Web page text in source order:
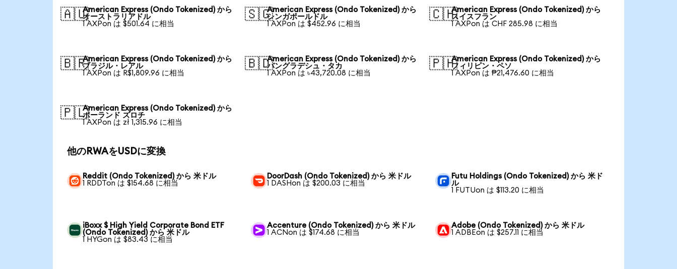
🇦🇺American Express (Ondo Tokenized) から
オーストラリアドル
1 AXPon は $501.64 に相当
🇸🇬American Express (Ondo Tokenized) から
シンガポールドル
1 AXPon は $452.96 に相当
🇨🇭American Express (Ondo Tokenized) から
スイスフラン
1 AXPon は CHF 285.98 に相当
🇧🇷American Express (Ondo Tokenized) から
ブラジル・レアル
1 AXPon は R$1,809.96 に相当
🇧🇩American Express (Ondo Tokenized) から
バングラデシュ・タカ
1 AXPon は ৳43,720.08 に相当
🇵🇭American Express (Ondo Tokenized) から
フィリピン・ペソ
1 AXPon は ₱21,476.60 に相当
🇵🇱American Express (Ondo Tokenized) から
ポーランド ズロチ
1 AXPon は zł 1,315.96 に相当
他のRWAをUSDに変換
Reddit (Ondo Tokenized) から 米ドル
1 RDDTon は $154.68 に相当
DoorDash (Ondo Tokenized) から 米ドル
1 DASHon は $200.03 に相当
Futu Holdings (Ondo Tokenized) から 米ド
ル
1 FUTUon は $113.20 に相当
iBoxx $ High Yield Corporate Bond ETF
(Ondo Tokenized) から 米ドル
1 HYGon は $83.43 に相当
Accenture (Ondo Tokenized) から 米ドル
1 ACNon は $174.68 に相当
Adobe (Ondo Tokenized) から 米ドル
1 ADBEon は $257.11 に相当